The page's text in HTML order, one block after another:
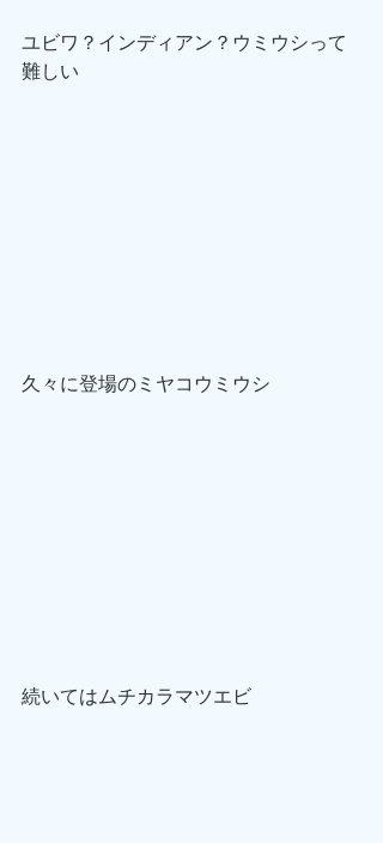
ユビワ？インディアン？ウミウシって
難しい
久々に登場のミヤコウミウシ
続いてはムチカラマツエビ